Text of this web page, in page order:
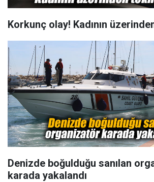
Korkunç olay! Kadının
Denizde boğulduğu sanılan
karada yakalandı